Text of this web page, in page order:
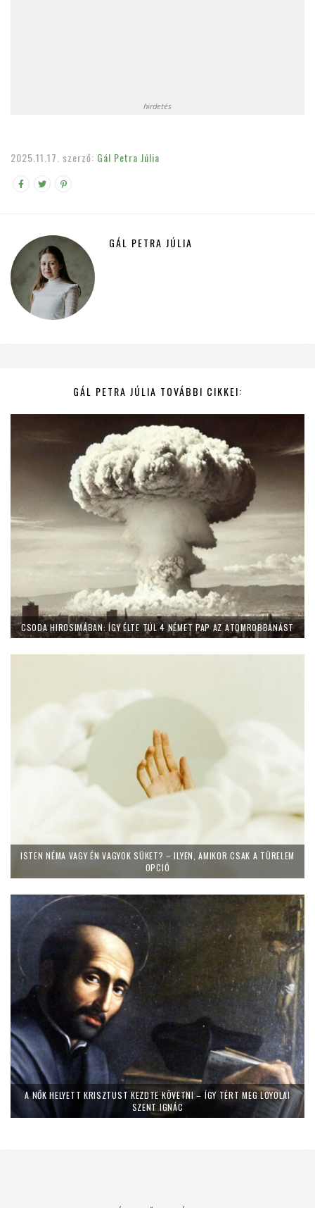
hirdetés
2025.11.17. szerző: Gál Petra Júlia
GÁL PETRA JÚLIA
GÁL PETRA JÚLIA TOVÁBBI CIKKEI:
CSODA HIROSIMÁBAN: ÍGY ÉLTE TÚL 4 NÉMET PAP AZ ATOMROBBANÁST
ISTEN NÉMA VAGY ÉN VAGYOK SÜKET? – ILYEN, AMIKOR CSAK A TÜRELEM
OPCIÓ
A NŐK HELYETT KRISZTUST KEZDTE KÖVETNI – ÍGY TÉRT MEG LOYOLAI
SZENT IGNÁC